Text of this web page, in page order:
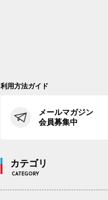
利用方法ガイド
メールマガジン
会員募集中
カテゴリ
CATEGORY